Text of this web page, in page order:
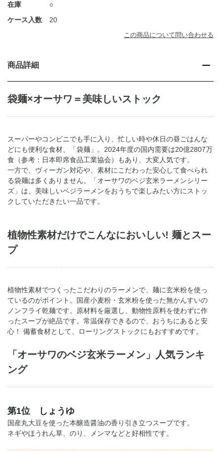
在庫
○
ケース入数
20
この商品について問い合わせる
商品詳細
袋麺×オーサワ＝美味しいストック
スーパーやコンビニでも手に入り、忙しい時や休日の昼ごはんな
どにも便利な食材、「袋麺」。2024年度の国内需要は20億2807万
食（参考：日本即席食品工業協会）もあり、大変人気です。
一方で、ヴィーガン対応や、素材にこだわった安心して食べられ
る袋麺は多くありません。「オーサワのベジ玄米ラーメンシリー
ズ」は、美味しいベジラーメンをおうちで楽しみたい方にストッ
クしていただきたい一品です。
植物性素材だけでこんなにおいしい! 麺とスー
プ
植物性素材でつくったこだわりのラーメンで、麺に玄米粉を使っ
ているのがポイント。国産小麦粉・玄米粉を使った無かんすいの
ノンフライ乾麺です。原材料を厳選し、動物性原料を使わずに作
ったスープが絶品です。常温保存できるので、おうちにあると安
心！ 備蓄食材として、ローリングストックにもおすすめです。
「オーサワのベジ玄米ラーメン」人気ランキ
ング
第1位 しょうゆ
国産丸大豆を使った本醸造醤油の香り引き立つスープです。
ネギやほうれん草、のり、メンマなどと好相性です。